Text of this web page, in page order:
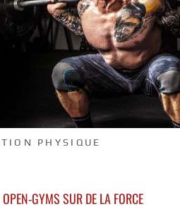
PHYSIQUE
GYMS SUR DE LA FORCE